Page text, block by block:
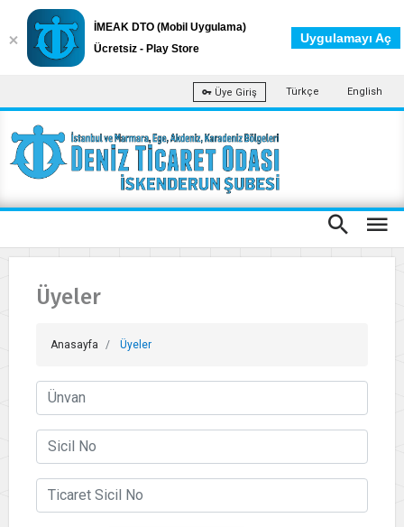
Üye Giriş Türkçe English
Üyeler
Anasayfa Üyeler
İMEAK DTO (Mobil Uygulama)
Ücretsiz - Play Store
Uygulamayı Aç